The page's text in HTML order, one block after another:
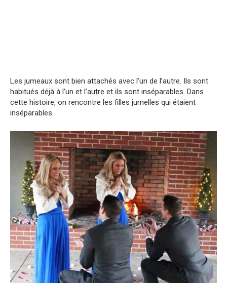
Les jumeaux sont bien attachés avec l’un de l’autre. Ils sont
habitués déjà à l’un et l’autre et ils sont inséparables. Dans
cette histoire, on rencontre les filles jumelles qui étaient
inséparables.